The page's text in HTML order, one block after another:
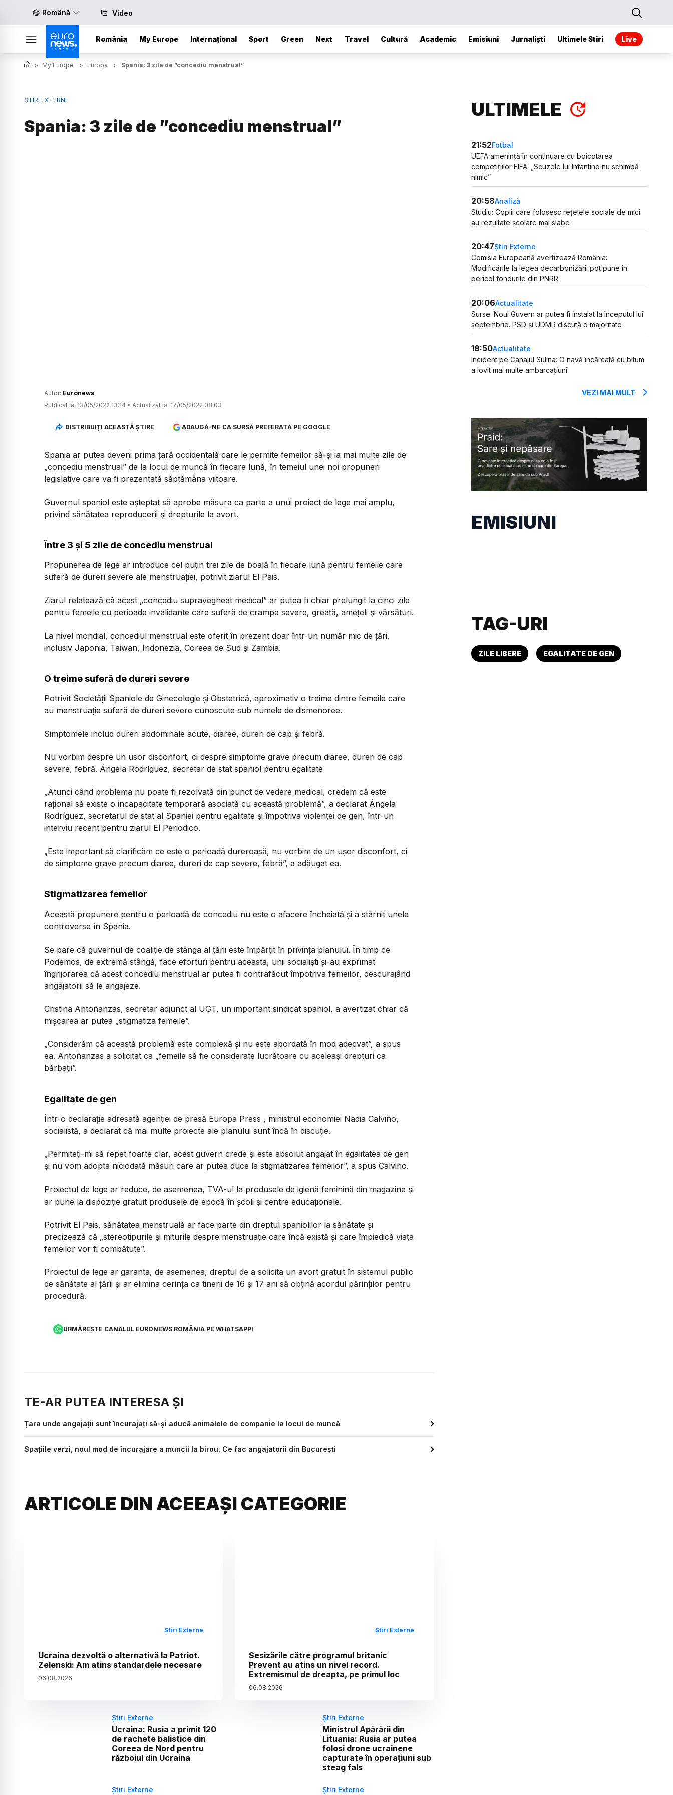
Română Video
România My Europe Internațional Sport Green Next Travel Cultură Academic Emisiuni Jurnaliști Ultimele Stiri Live
> My Europe > Europa > Spania: 3 zile de ”concediu menstrual”
ȘTIRI EXTERNE
Spania: 3 zile de ”concediu menstrual”
Autor: Euronews
Publicat la: 13/05/2022 13:14 • Actualizat la: 17/05/2022 08:03
DISTRIBUIȚI ACEASTĂ ȘTIRE ADAUGĂ-NE CA SURSĂ PREFERATĂ PE GOOGLE
Spania ar putea deveni prima țară occidentală care le permite femeilor să-și ia mai multe zile de
„concediu menstrual” de la locul de muncă în fiecare lună, în temeiul unei noi propuneri
legislative care va fi prezentată săptămâna viitoare.
Guvernul spaniol este așteptat să aprobe măsura ca parte a unui proiect de lege mai amplu,
privind sănătatea reproducerii și drepturile la avort.
Între 3 și 5 zile de concediu menstrual
Propunerea de lege ar introduce cel puțin trei zile de boală în fiecare lună pentru femeile care
suferă de dureri severe ale menstruației, potrivit ziarul El Pais.
Ziarul relatează că acest „concediu supravegheat medical” ar putea fi chiar prelungit la cinci zile
pentru femeile cu perioade invalidante care suferă de crampe severe, greață, amețeli și vărsături.
La nivel mondial, concediul menstrual este oferit în prezent doar într-un număr mic de țări,
inclusiv Japonia, Taiwan, Indonezia, Coreea de Sud și Zambia.
O treime suferă de dureri severe
Potrivit Societății Spaniole de Ginecologie și Obstetrică, aproximativ o treime dintre femeile care
au menstruație suferă de dureri severe cunoscute sub numele de dismenoree.
Simptomele includ dureri abdominale acute, diaree, dureri de cap și febră.
Nu vorbim despre un usor disconfort, ci despre simptome grave precum diaree, dureri de cap
severe, febră. Ángela Rodríguez, secretar de stat spaniol pentru egalitate
„Atunci când problema nu poate fi rezolvată din punct de vedere medical, credem că este
rațional să existe o incapacitate temporară asociată cu această problemă”, a declarat Ángela
Rodríguez, secretarul de stat al Spaniei pentru egalitate și împotriva violenței de gen, într-un
interviu recent pentru ziarul El Periodico.
„Este important să clarificăm ce este o perioadă dureroasă, nu vorbim de un ușor disconfort, ci
de simptome grave precum diaree, dureri de cap severe, febră”, a adăugat ea.
Stigmatizarea femeilor
Această propunere pentru o perioadă de concediu nu este o afacere încheiată și a stârnit unele
controverse în Spania.
Se pare că guvernul de coaliție de stânga al țării este împărțit în privința planului. În timp ce
Podemos, de extremă stângă, face eforturi pentru aceasta, unii socialiști și-au exprimat
îngrijorarea că acest concediu menstrual ar putea fi contrafăcut împotriva femeilor, descurajând
angajatorii să le angajeze.
Cristina Antoñanzas, secretar adjunct al UGT, un important sindicat spaniol, a avertizat chiar că
mișcarea ar putea „stigmatiza femeile”.
„Considerăm că această problemă este complexă și nu este abordată în mod adecvat”, a spus
ea. Antoñanzas a solicitat ca „femeile să fie considerate lucrătoare cu aceleași drepturi ca
bărbații”.
Egalitate de gen
Într-o declarație adresată agenției de presă Europa Press , ministrul economiei Nadia Calviño,
socialistă, a declarat că mai multe proiecte ale planului sunt încă în discuție.
„Permiteți-mi să repet foarte clar, acest guvern crede și este absolut angajat în egalitatea de gen
și nu vom adopta niciodată măsuri care ar putea duce la stigmatizarea femeilor”, a spus Calviño.
Proiectul de lege ar reduce, de asemenea, TVA-ul la produsele de igienă feminină din magazine și
ar pune la dispoziție gratuit produsele de epocă în școli și centre educaționale.
Potrivit El Pais, sănătatea menstruală ar face parte din dreptul spaniolilor la sănătate și
precizează că „stereotipurile și miturile despre menstruație care încă există și care împiedică viața
femeilor vor fi combătute”.
Proiectul de lege ar garanta, de asemenea, dreptul de a solicita un avort gratuit în sistemul public
de sănătate al țării și ar elimina cerința ca tinerii de 16 și 17 ani să obțină acordul părinților pentru
procedură.
URMĂREȘTE CANALUL EURONEWS ROMÂNIA PE WHATSAPP!
TE-AR PUTEA INTERESA ȘI
Țara unde angajații sunt încurajați să-și aducă animalele de companie la locul de muncă
Spațiile verzi, noul mod de încurajare a muncii la birou. Ce fac angajatorii din București
ARTICOLE DIN ACEEAȘI CATEGORIE
Știri Externe
Ucraina dezvoltă o alternativă la Patriot.
Zelenski: Am atins standardele necesare
06.08.2026
Știri Externe
Sesizările către programul britanic
Prevent au atins un nivel record.
Extremismul de dreapta, pe primul loc
06.08.2026
Știri Externe
Ucraina: Rusia a primit 120
de rachete balistice din
Coreea de Nord pentru
războiul din Ucraina
Știri Externe
Ministrul Apărării din
Lituania: Rusia ar putea
folosi drone ucrainene
capturate în operațiuni sub
steag fals
Știri Externe Știri Externe
ULTIMELE
21:52Fotbal
UEFA amenință în continuare cu boicotarea
competițiilor FIFA: „Scuzele lui Infantino nu schimbă
nimic”
20:58Analiză
Studiu: Copiii care folosesc rețelele sociale de mici
au rezultate școlare mai slabe
20:47Știri Externe
Comisia Europeană avertizează România:
Modificările la legea decarbonizării pot pune în
pericol fondurile din PNRR
20:06Actualitate
Surse: Noul Guvern ar putea fi instalat la începutul lui
septembrie. PSD și UDMR discută o majoritate
18:50Actualitate
Incident pe Canalul Sulina: O navă încărcată cu bitum
a lovit mai multe ambarcațiuni
VEZI MAI MULT
EMISIUNI
TAG-URI
ZILE LIBERE EGALITATE DE GEN